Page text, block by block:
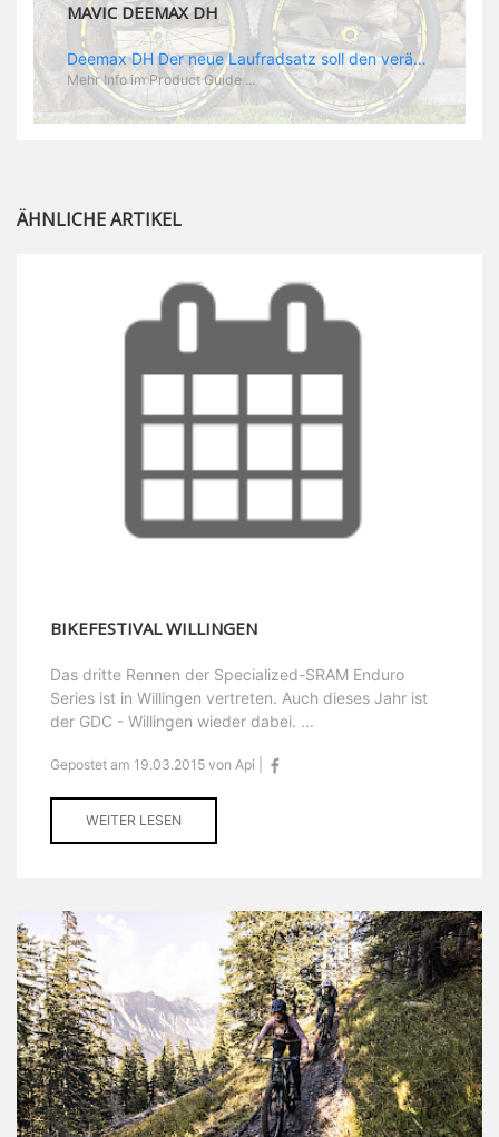
MAVIC DEEMAX DH
Deemax DH Der neue Laufradsatz soll den veränderten Ansprüchen im Downhill Einsatz gerecht werden: die Geschwindigkeiten werden immer höher, die Kräfte, die aufs Material wirken ebenfalls. Damit steigen natürlich auch die Ansprüche der Fahrer ans Material. Das einzige, was eventuell niedriger wird, ist der Reifendruck. Somit ergibt sich der Anforderungskatalog an das Deemax-Update. Hier ist das Ergebnis: - der Laufradsatz bekam eine neue Felge mit 28 mm Innenbreite. Laut Scott Sharples ist das der beste Kompromiss aus Stabilität, Gewicht und Steifigkeit, vor allem aber passt diese Breite am besten zu den Reifen, die aktuell auf dem Markt sind und im Renneinsatz gefahren werden. Es gehe auch breite und schmaler, 28 mm hätten sich aber im Test als Optimum herausgestellt. - mit einem 4D-Fertigungsprozess wurde die Materialverteilung optimiert: Stabilität dort, wo sie erforderlich ist, Gewichtsersparnis da, wo es Sinn macht. Somit gibt Mavic eine GGewichtsersparnis von 15 % an, ohne an Stabilität einzubüßen - neue, ultraleichte „double butted“ Speichen und ein super effizienter Freilauf - Mavics bewährtes UST System für perfekte Kompatibilität mit Tubeless Reifen - Gewicht (Laufradset): 1944 g)
Mehr Info im Product Guide ...
ÄHNLICHE ARTIKEL
BIKEFESTIVAL WILLINGEN
Das dritte Rennen der Specialized-SRAM Enduro
Series ist in Willingen vertreten. Auch dieses Jahr ist
der GDC - Willingen wieder dabei. ...
Gepostet am 19.03.2015 von Api |
WEITER LESEN